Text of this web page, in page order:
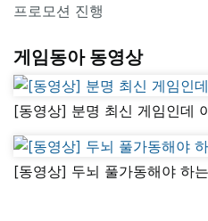
프로모션 진행
게임동아 동영상
[동영상] 분명 최신 게임인데
[동영상] 두뇌 풀가동해야 하